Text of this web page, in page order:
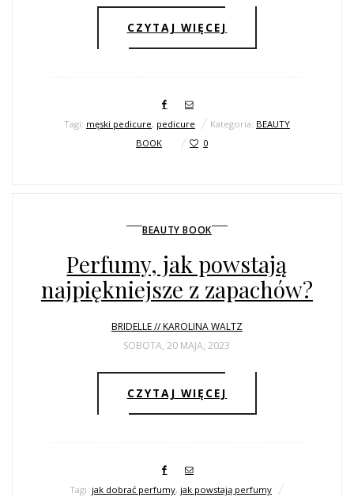
CZYTAJ WIĘCEJ
Tagi: męski pedicure, pedicure Kategoria: BEAUTY
BOOK
0
BEAUTY BOOK
Perfumy, jak powstają
najpiękniejsze z zapachów?
BRIDELLE // KAROLINA WALTZ
SOBOTA, 20 MAJA, 2023
CZYTAJ WIĘCEJ
Tagi: jak dobrać perfumy, jak powstają perfumy